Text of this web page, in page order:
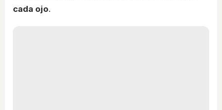
cada ojo.